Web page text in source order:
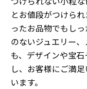
とお値段がつけら
ったお品物でもし
のないジュエリー
も、デザインや宝
し、お客様にご満
います。